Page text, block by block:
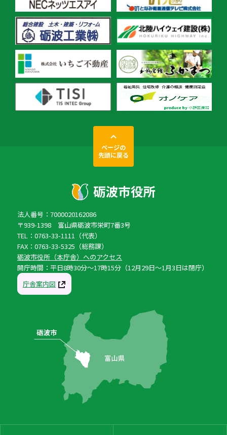
ページの
先頭に戻る
法人番号：7000020162086
〒939-1398 富山県砺波市栄町7番3号
TEL：0763-33-1111（代表）
FAX：0763-33-5325（総務課）
砺波市役所（本庁舎）へのアクセス
開庁時間：平日8時30分〜17時15分（12月29日〜1月3日は閉庁）
庁舎案内図